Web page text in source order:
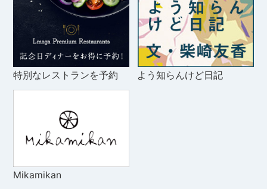
特別なレストランを予約 よう知らんけど日記
Mikamikan